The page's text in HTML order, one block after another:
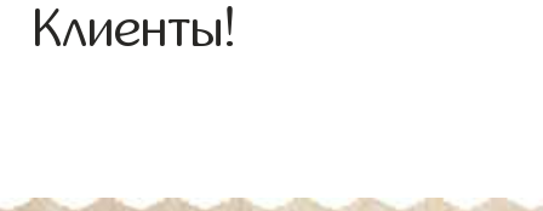
Клиенты!